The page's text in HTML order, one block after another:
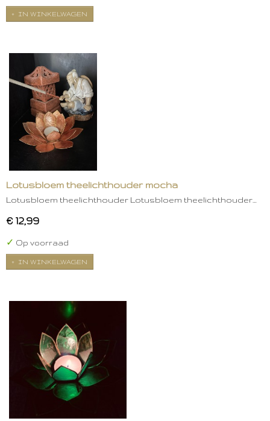
IN WINKELWAGEN
Lotusbloem theelichthouder mocha
Lotusbloem theelichthouder Lotusbloem theelichthouder…
€ 12,99
✓ Op voorraad
IN WINKELWAGEN